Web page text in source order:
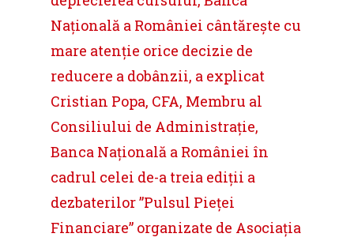
Națională a României cântărește cu
mare atenție orice decizie de
reducere a dobânzii, a explicat
Cristian Popa, CFA, Membru al
Consiliului de Administrație,
Banca Națională a României în
cadrul celei de-a treia ediții a
dezbaterilor ”Pulsul Pieței
Financiare” organizate de Asociația